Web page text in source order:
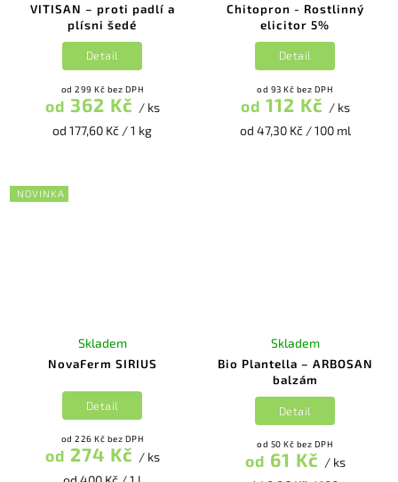
VITISAN – proti padlí a
plísni šedé
od 299 Kč bez DPH
od 362 Kč / ks
od 177,60 Kč / 1 kg
Detail
Chitopron - Rostlinný
elicitor 5%
od 93 Kč bez DPH
od 112 Kč / ks
od 47,30 Kč / 100 ml
Detail
NOVINKA
NovaFerm SIRIUS
Skladem
od 226 Kč bez DPH
od 274 Kč / ks
Detail
Bio Plantella – ARBOSAN
balzám
Skladem
od 50 Kč bez DPH
od 61 Kč / ks
Detail